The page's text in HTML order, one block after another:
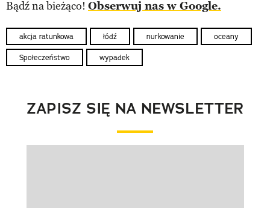
Bądź na bieżąco! Obserwuj nas w Google.
akcja ratunkowa łódź nurkowanie oceany
Społeczeństwo wypadek
ZAPISZ SIĘ NA NEWSLETTER